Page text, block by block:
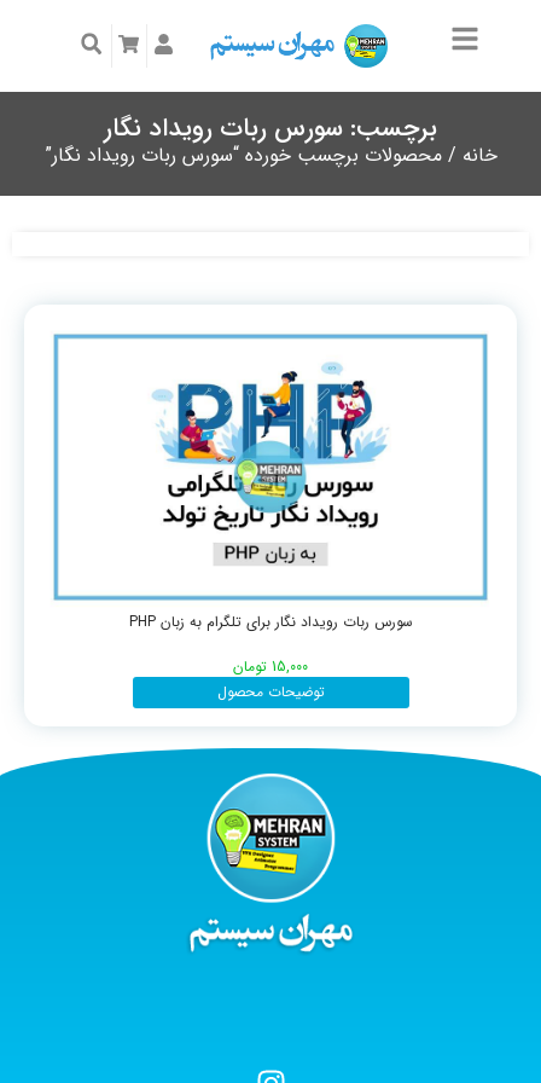
برچسب: سورس ربات رویداد نگار
خانه / محصولات برچسب خورده “سورس ربات رویداد نگار”
سورس ربات رویداد نگار برای تلگرام به زبان PHP
15,000 تومان
توضیحات محصول